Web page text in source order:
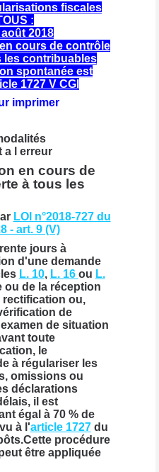
fiscales
:
août 2018
cours de contrôle
les contribuables
spontanée est
1727 V CGI
imprimer
a l erreur
en cours de
à tous les
LOI n°2018-727 du
- art. 9 (V)
jours à
d'une demande
L. 10, L. 16 ou L.
ou de la réception
ou,
de
de situation
toute
le
à régulariser les
omissions ou
déclarations
il est
égal à 70 % de
à l'article 1727du
procédure
être appliquée